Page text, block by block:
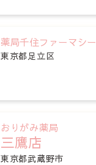
薬局千住ファーマシー
東京都足立区
おりがみ薬局
三鷹店
東京都武蔵野市